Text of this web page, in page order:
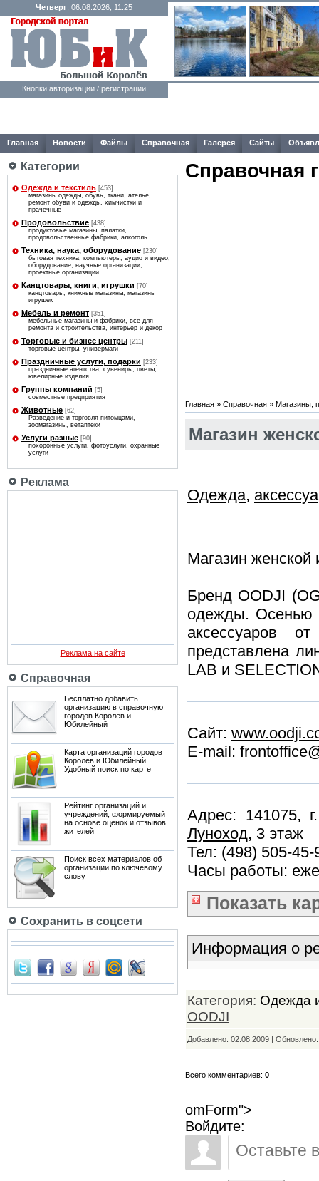
Четверг , 06.08.2026, 11:25
Кнопки авторизации / регистрации
Главная Новости Файлы Справочная Галерея Сайты
Категории
Одежда и текстиль [453]
магазины одежды, обувь, ткани, ателье,
ремонт обуви и одежды, химчистки и
прачечные
Продовольствие [438]
продуктовые магазины, палатки,
продовольственные фабрики, алкоголь
Техника, наука, оборудование [230]
бытовая техника, компьютеры, аудио и видео,
оборудование, научные организации,
проектные организации
Канцтовары, книги, игрушки [70]
канцтовары, книжные магазины, магазины
игрушек
Мебель и ремонт [351]
мебельные магазины и фабрики, все для
ремонта и строительства, интерьер и декор
Торговые и бизнес центры [211]
торговые центры, универмаги
Праздничные услуги, подарки [233]
праздничные агентства, сувениры, цветы,
ювелирные изделия
Группы компаний [5]
совместные предприятия
Животные [62]
Разведение и торговля питомцами,
зоомагазины, ветаптеки
Услуги разные [90]
похоронные услуги, фотоуслуги, охранные
услуги
Реклама
Реклама на сайте
Справочная
Бесплатно добавить
организацию в справочную
городов Королёв и
Юбилейный
Карта организаций городов
Королёв и Юбилейный.
Удобный поиск по карте
Рейтинг организаций и
учреждений, формируемый
на основе оценок и отзывов
жителей
Поиск всех материалов об
организации по ключевому
слову
Сохранить в соцсети
Справочная
Главная » Справочная » Магазины,
Магазин
Одежда,
Магазин
Бренд OODJI
одежды. Осенью
аксессуаров
представлена
LAB и
Сайт:
E-mail:
Адрес: 141075,
Луноход, 3 этаж
Тел: (498) 505-
Часы работы:
Показать
Информация о
Категория: Одежда
OODJI
Добавлено: 02.08.2009 |
Всего комментариев: 0
omForm">
Войдите: